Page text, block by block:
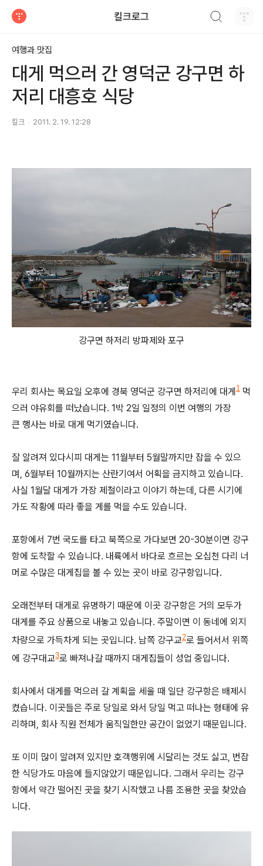
킬크로그
여행과 맛집
대게 먹으러 간 영덕군 강구면 하
저리 대흥호 식당
킬크 2011. 2. 19. 12:28
강구면 하저리 방파제와 포구
우리 회사는 목요일 오후에 경북 영덕군 강구면 하저리에 대게 1 먹
으러 야유회를 떠났습니다. 1박 2일 일정의 이번 여행의 가장
큰 행사는 바로 대게 먹기였습니다.
잘 알려져 있다시피 대게는 11월부터 5월말까지만 잡을 수 있으
며, 6월부터 10월까지는 산란기여서 어획을 금지하고 있습니다.
사실 1월달 대게가 가장 제철이라고 이야기 하는데, 다른 시기에
가도 작황에 따라 좋을 게를 먹을 수도 있습니다.
포항에서 7번 국도를 타고 북쪽으로 가다보면 20-30분이면 강구
항에 도착할 수 있습니다. 내륙에서 바다로 흐르는 오십천 다리 너
머로 수많은 대게집을 볼 수 있는 곳이 바로 강구항입니다.
오래전부터 대게로 유명하기 때문에 이곳 강구항은 거의 모두가
대게를 주요 상품으로 내놓고 있습니다. 주말이면 이 동네에 외지
차량으로 가득차게 되는 곳입니다. 남쪽 강구교2로 들어서서 위쪽
에 강구대교3로 빠져나갈 때까지 대게집들이 성업 중입니다.
회사에서 대게를 먹으러 갈 계획을 세울 때 일단 강구항은 배제시
켰습니다. 이곳들은 주로 당일로 와서 당일 먹고 떠나는 형태에 유
리하며, 회사 직원 전체가 움직일한만 공간이 없었기 때문입니다.
또 이미 많이 알려져 있지만 호객행위에 시달리는 것도 싫고, 번잡
한 식당가도 마음에 들지않았기 때문입니다. 그래서 우리는 강구
항에서 약간 떨어진 곳을 찾기 시작했고 나름 조용한 곳을 찾았습
니다.